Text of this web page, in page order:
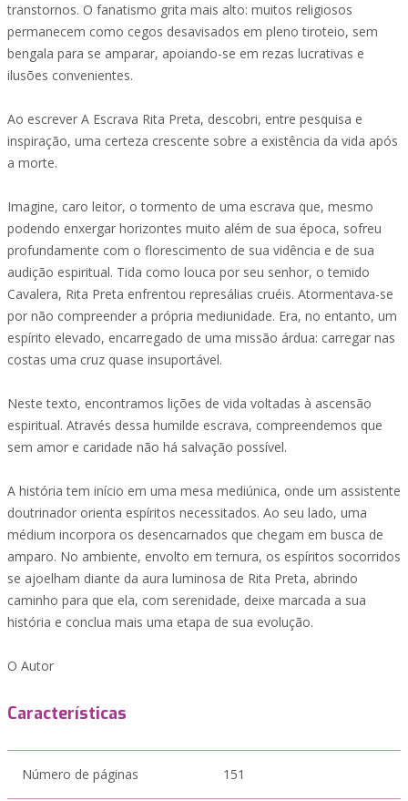
transtornos. O fanatismo grita mais alto: muitos religiosos
permanecem como cegos desavisados em pleno tiroteio, sem
bengala para se amparar, apoiando-se em rezas lucrativas e
ilusões convenientes.
Ao escrever A Escrava Rita Preta, descobri, entre pesquisa e
inspiração, uma certeza crescente sobre a existência da vida após
a morte.
Imagine, caro leitor, o tormento de uma escrava que, mesmo
podendo enxergar horizontes muito além de sua época, sofreu
profundamente com o florescimento de sua vidência e de sua
audição espiritual. Tida como louca por seu senhor, o temido
Cavalera, Rita Preta enfrentou represálias cruéis. Atormentava-se
por não compreender a própria mediunidade. Era, no entanto, um
espírito elevado, encarregado de uma missão árdua: carregar nas
costas uma cruz quase insuportável.
Neste texto, encontramos lições de vida voltadas à ascensão
espiritual. Através dessa humilde escrava, compreendemos que
sem amor e caridade não há salvação possível.
A história tem início em uma mesa mediúnica, onde um assistente
doutrinador orienta espíritos necessitados. Ao seu lado, uma
médium incorpora os desencarnados que chegam em busca de
amparo. No ambiente, envolto em ternura, os espíritos socorridos
se ajoelham diante da aura luminosa de Rita Preta, abrindo
caminho para que ela, com serenidade, deixe marcada a sua
história e conclua mais uma etapa de sua evolução.
O Autor
Características
Número de páginas 151